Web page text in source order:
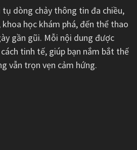
tụ dòng chảy thông tin đa chiều,
học khám phá, đến thể thao
gần gũi. Mỗi nội dung được
tinh tế, giúp bạn nắm bắt thế
vẫn trọn vẹn cảm hứng.